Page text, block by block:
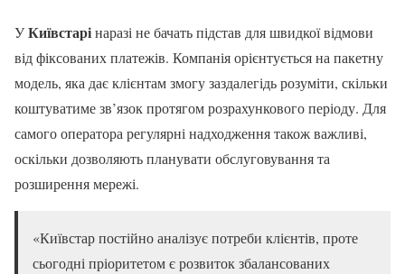
УКиївстарінаразі не бачать підстав для швидкої відмови
від фіксованих платежів. Компанія орієнтується на пакетну
модель, яка дає клієнтам змогу заздалегідь розуміти, скільки
коштуватиме зв’язок протягом розрахункового періоду. Для
самого оператора регулярні надходження також важливі,
оскільки дозволяють планувати обслуговування та
розширення мережі.
«Київстар постійно аналізує потреби клієнтів, проте
сьогодні пріоритетом є розвиток збалансованих